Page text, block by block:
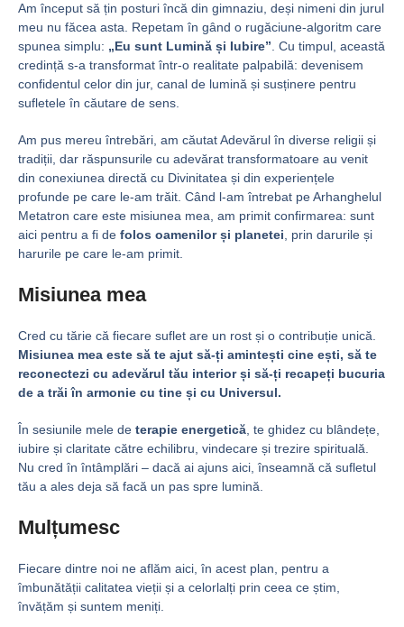
Am început să țin posturi încă din gimnaziu, deși nimeni din jurul
meu nu făcea asta. Repetam în gând o rugăciune-algoritm care
spunea simplu: „Eu sunt Lumină și Iubire” . Cu timpul, această
credință s-a transformat într-o realitate palpabilă: devenisem
confidentul celor din jur, canal de lumină și susținere pentru
sufletele în căutare de sens.
Am pus mereu întrebări, am căutat Adevărul în diverse religii și
tradiții, dar răspunsurile cu adevărat transformatoare au venit
din conexiunea directă cu Divinitatea și din experiențele
profunde pe care le-am trăit. Când l-am întrebat pe Arhanghelul
Metatron care este misiunea mea, am primit confirmarea: sunt
aici pentru a fi de folos oamenilor și planetei , prin darurile și
harurile pe care le-am primit.
Misiunea mea
Cred cu tărie că fiecare suflet are un rost și o contribuție unică.
Misiunea mea este să te ajut să-ți amintești cine ești, să te
reconectezi cu adevărul tău interior și să-ți recapeți bucuria
de a trăi în armonie cu tine și cu Universul.
În sesiunile mele de terapie energetică , te ghidez cu blândețe,
iubire și claritate către echilibru, vindecare și trezire spirituală.
Nu cred în întâmplări – dacă ai ajuns aici, înseamnă că sufletul
tău a ales deja să facă un pas spre lumină.
Mulțumesc
Fiecare dintre noi ne aflăm aici, în acest plan, pentru a
îmbunătății calitatea vieții și a celorlalți prin ceea ce știm,
învățăm și suntem meniți.